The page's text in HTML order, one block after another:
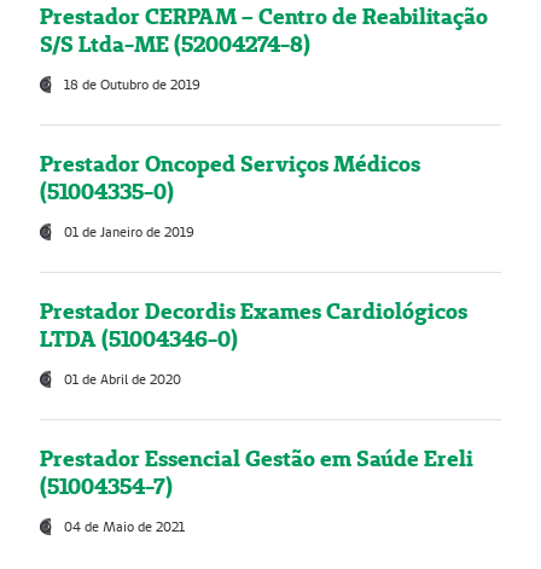
Prestador CERPAM – Centro de Reabilitação
S/S Ltda-ME (52004274-8)
18 de Outubro de 2019
Prestador Oncoped Serviços Médicos
(51004335-0)
01 de Janeiro de 2019
Prestador Decordis Exames Cardiológicos
LTDA (51004346-0)
01 de Abril de 2020
Prestador Essencial Gestão em Saúde Ereli
(51004354-7)
04 de Maio de 2021